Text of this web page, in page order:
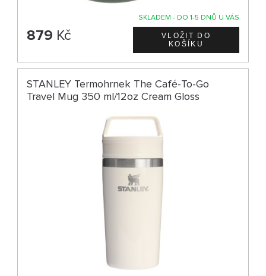
SKLADEM - DO 1-5 DNŮ U VÁS
879 Kč
STANLEY Termohrnek The Café-To-Go
Travel Mug 350 ml/12oz Cream Gloss